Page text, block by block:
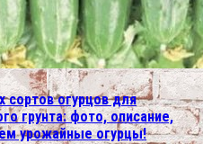
сортов огурцов для
грунта: фото, описание,
урожайные огурцы!